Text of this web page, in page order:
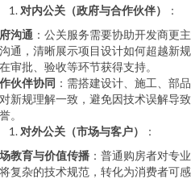
对内公关（政府与合作伙伴）
：
沟通 ：公关服务需要协助开发商更
通，清晰展示项目设计如何超越新
审批、验收等环节获得支持。
伙伴协同 ：需搭建设计、施工、部
新规理解一致，避免因技术误解导
。
对外公关（市场与客户）
：
教育与价值传播 ：普通购房者对专
复杂的技术规范，转化为消费者可